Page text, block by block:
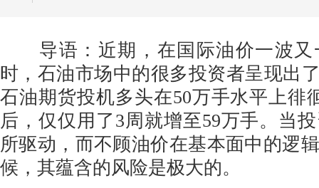
导语：近期，在国际油价一波又
时，石油市场中的很多投资者呈现出
石油期货投机多头在50万手水平上徘
后，仅仅用了3周就增至59万手。当
所驱动，而不顾油价在基本面中的逻
候，其蕴含的风险是极大的。